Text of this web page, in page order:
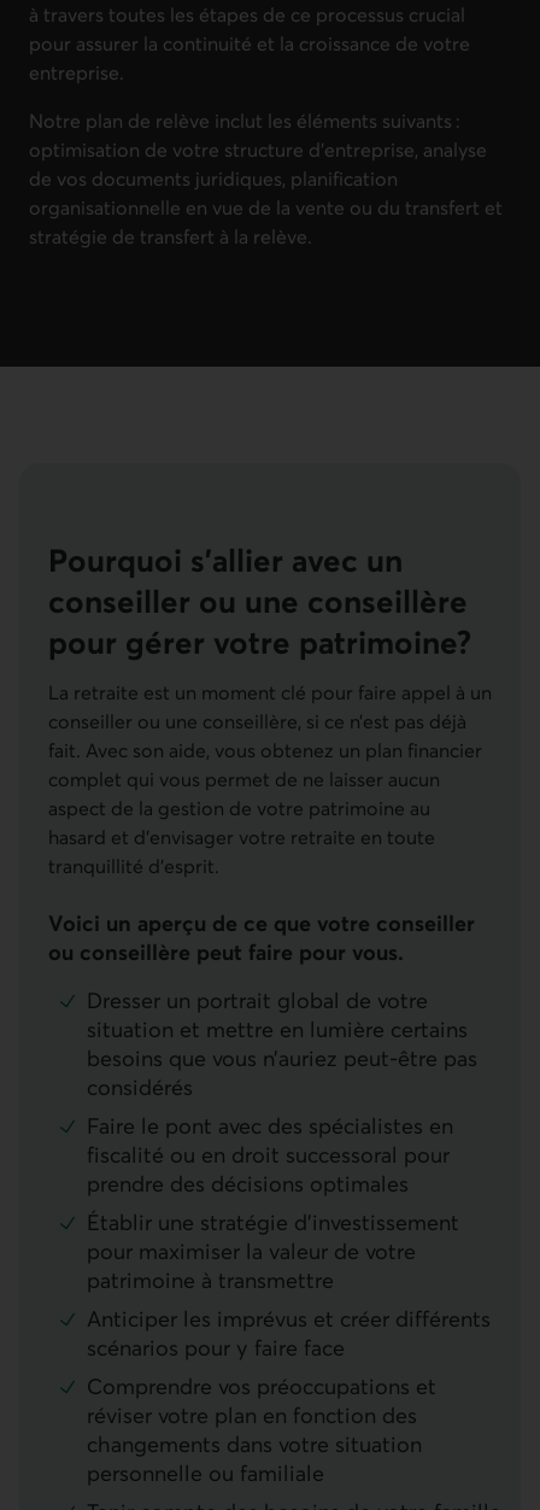
à travers toutes les étapes de ce processus crucial
pour assurer la continuité et la croissance de votre
entreprise.
Notre plan de relève inclut les éléments suivants :
optimisation de votre structure d’entreprise, analyse
de vos documents juridiques, planification
organisationnelle en vue de la vente ou du transfert et
stratégie de transfert à la relève.
Pourquoi s’allier avec un
conseiller ou une conseillère
pour gérer votre patrimoine?
La retraite est un moment clé pour faire appel à un
conseiller ou une conseillère, si ce n’est pas déjà
fait. Avec son aide, vous obtenez un plan financier
complet qui vous permet de ne laisser aucun
aspect de la gestion de votre patrimoine au
hasard et d’envisager votre retraite en toute
tranquillité d’esprit.
Voici un aperçu de ce que votre conseiller
ou conseillère peut faire pour vous.
Dresser un portrait global de votre
situation et mettre en lumière certains
besoins que vous n’auriez peut-être pas
considérés
Faire le pont avec des spécialistes en
fiscalité ou en droit successoral pour
prendre des décisions optimales
Établir une stratégie d’investissement
pour maximiser la valeur de votre
patrimoine à transmettre
Anticiper les imprévus et créer différents
scénarios pour y faire face
Comprendre vos préoccupations et
réviser votre plan en fonction des
changements dans votre situation
personnelle ou familiale